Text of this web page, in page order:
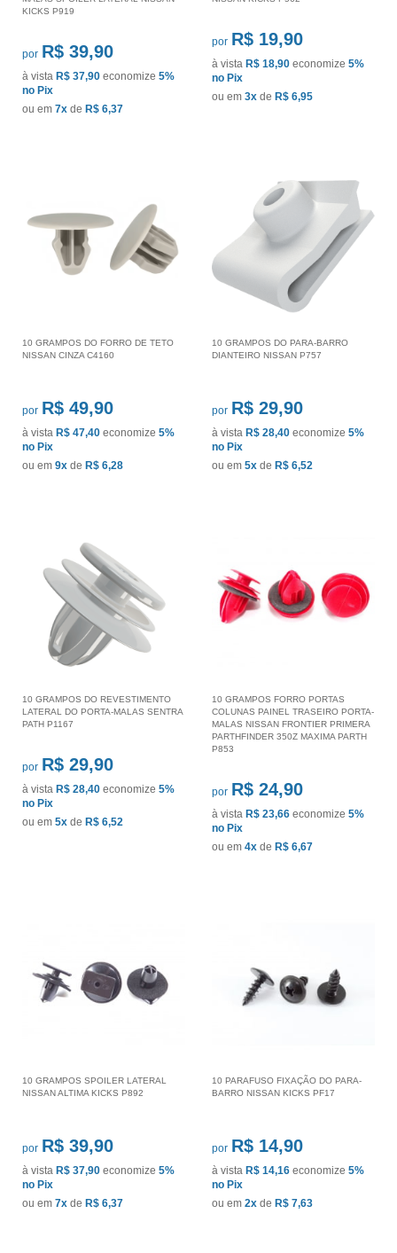
KICKS P919
por R$ 39,90
à vista R$ 37,90 economize 5%
no Pix
ou em 7x de R$ 6,37
por R$ 19,90
à vista R$ 18,90 economize 5%
no Pix
ou em 3x de R$ 6,95
10 GRAMPOS DO FORRO DE TETO
NISSAN CINZA C4160
por R$ 49,90
à vista R$ 47,40 economize 5%
no Pix
ou em 9x de R$ 6,28
10 GRAMPOS DO PARA-BARRO
DIANTEIRO NISSAN P757
por R$ 29,90
à vista R$ 28,40 economize 5%
no Pix
ou em 5x de R$ 6,52
10 GRAMPOS DO REVESTIMENTO
LATERAL DO PORTA-MALAS SENTRA
PATH P1167
por R$ 29,90
à vista R$ 28,40 economize 5%
no Pix
ou em 5x de R$ 6,52
10 GRAMPOS FORRO PORTAS
COLUNAS PAINEL TRASEIRO PORTA-
MALAS NISSAN FRONTIER PRIMERA
PARTHFINDER 350Z MAXIMA PARTH
P853
por R$ 24,90
à vista R$ 23,66 economize 5%
no Pix
ou em 4x de R$ 6,67
10 GRAMPOS SPOILER LATERAL
NISSAN ALTIMA KICKS P892
por R$ 39,90
à vista R$ 37,90 economize 5%
no Pix
ou em 7x de R$ 6,37
10 PARAFUSO FIXAÇÃO DO PARA-
BARRO NISSAN KICKS PF17
por R$ 14,90
à vista R$ 14,16 economize 5%
no Pix
ou em 2x de R$ 7,63